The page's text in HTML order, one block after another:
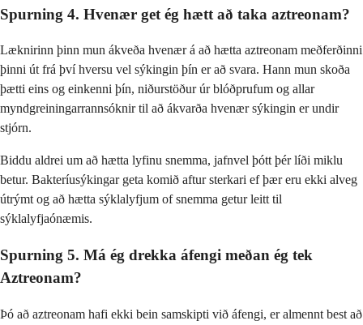
Spurning 4. Hvenær get ég hætt að taka aztreonam?
Læknirinn þinn mun ákveða hvenær á að hætta aztreonam meðferðinni
þinni út frá því hversu vel sýkingin þín er að svara. Hann mun skoða
þætti eins og einkenni þín, niðurstöður úr blóðprufum og allar
myndgreiningarrannsóknir til að ákvarða hvenær sýkingin er undir
stjórn.
Biddu aldrei um að hætta lyfinu snemma, jafnvel þótt þér líði miklu
betur. Bakteríusýkingar geta komið aftur sterkari ef þær eru ekki alveg
útrýmt og að hætta sýklalyfjum of snemma getur leitt til
sýklalyfjaónæmis.
Spurning 5. Má ég drekka áfengi meðan ég tek
Aztreonam?
Þó að aztreonam hafi ekki bein samskipti við áfengi, er almennt best að